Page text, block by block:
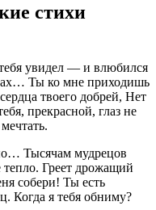
стихи
увидел — и влюбился
Ты ко мне приходишь
твоего добрей, Нет
прекрасной, глаз не
Тысячам мудрецов
Греет дрожащий
собери! Ты есть
Когда я тебя обниму?